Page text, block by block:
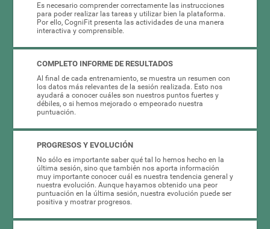
Es necesario comprender correctamente las instrucciones
para poder realizar las tareas y utilizar bien la plataforma.
Por ello, CogniFit presenta las actividades de una manera
interactiva y comprensible.
COMPLETO INFORME DE RESULTADOS
Al final de cada entrenamiento, se muestra un resumen con
los datos más relevantes de la sesión realizada. Esto nos
ayudará a conocer cuáles son nuestros puntos fuertes y
débiles, o si hemos mejorado o empeorado nuestra
puntuación.
PROGRESOS Y EVOLUCIÓN
No sólo es importante saber qué tal lo hemos hecho en la
última sesión, sino que también nos aporta información
muy importante conocer cuál es nuestra tendencia general y
nuestra evolución. Aunque hayamos obtenido una peor
puntuación en la última sesión, nuestra evolución puede ser
positiva y mostrar progresos.